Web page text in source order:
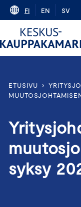
Skip
content
FI EN SV
ETUSIVU ›
syksy